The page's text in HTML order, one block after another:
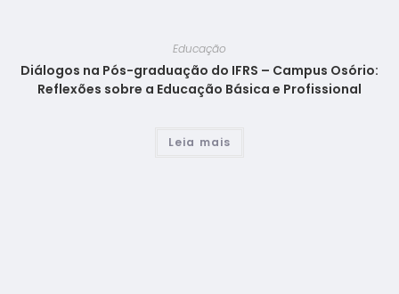
Educação
Diálogos na Pós-graduação do IFRS – Campus Osório:
Reflexões sobre a Educação Básica e Profissional
Leia mais